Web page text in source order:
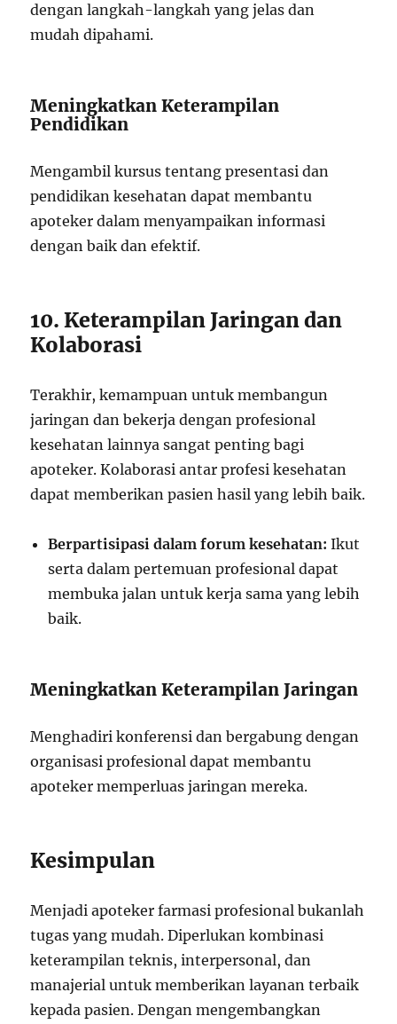
dengan langkah-langkah yang jelas dan
mudah dipahami.
Meningkatkan Keterampilan
Pendidikan
Mengambil kursus tentang presentasi dan
pendidikan kesehatan dapat membantu
apoteker dalam menyampaikan informasi
dengan baik dan efektif.
10. Keterampilan Jaringan dan
Kolaborasi
Terakhir, kemampuan untuk membangun
jaringan dan bekerja dengan profesional
kesehatan lainnya sangat penting bagi
apoteker. Kolaborasi antar profesi kesehatan
dapat memberikan pasien hasil yang lebih baik.
Berpartisipasi dalam forum kesehatan: Ikut
serta dalam pertemuan profesional dapat
membuka jalan untuk kerja sama yang lebih
baik.
Meningkatkan Keterampilan Jaringan
Menghadiri konferensi dan bergabung dengan
organisasi profesional dapat membantu
apoteker memperluas jaringan mereka.
Kesimpulan
Menjadi apoteker farmasi profesional bukanlah
tugas yang mudah. Diperlukan kombinasi
keterampilan teknis, interpersonal, dan
manajerial untuk memberikan layanan terbaik
kepada pasien. Dengan mengembangkan